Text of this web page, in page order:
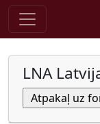
Pāriet uz saturu
LNA